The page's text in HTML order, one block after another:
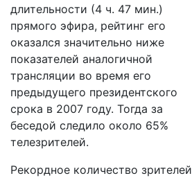
длительности (4 ч. 47 мин.)
прямого эфира, рейтинг его
оказался значительно ниже
показателей аналогичной
трансляции во время его
предыдущего президентского
срока в 2007 году. Тогда за
беседой следило около 65%
телезрителей.
Рекордное количество зрителей